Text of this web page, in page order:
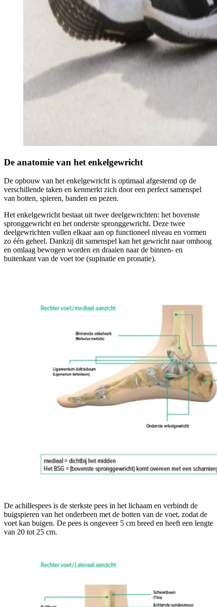
De anatomie van het enkelgewricht
De opbouw van het enkelgewricht is optimaal afgestemd op de
verschillende taken en kenmerkt zich door een perfect samenspel
van botten, spieren, banden en pezen.
Het enkelgewricht bestaat uit twee deelgewrichten: het bovenste
spronggewricht en het onderste spronggewricht. Deze twee
deelgewrichten vullen elkaar aan op functioneel niveau en vormen
zo één geheel. Dankzij dit samenspel kan het gewricht naar omhoog
en omlaag bewogen worden en draaien naar de binnen- en
buitenkant van de voet toe (supinatie en pronatie).
De achillespees is de sterkste pees in het lichaam en verbindt de
buigspieren van het onderbeen met de botten van de voet, zodat de
voet kan buigen. De pees is ongeveer 5 cm breed en heeft een lengte
van 20 tot 25 cm.